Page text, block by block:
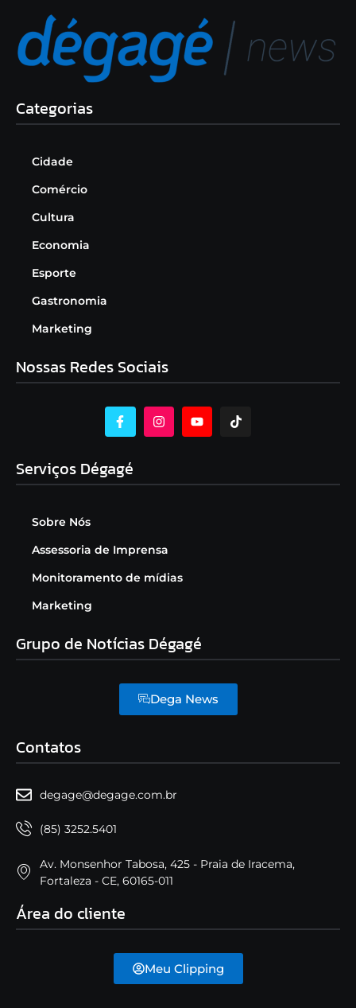
Categorias
Cidade
Comércio
Cultura
Economia
Esporte
Gastronomia
Marketing
Nossas Redes Sociais
Serviços Dégagé
Sobre Nós
Assessoria de Imprensa
Monitoramento de mídias
Marketing
Grupo de Notícias Dégagé
Dega News
Contatos
degage@degage.com.br
(85) 3252.5401
Av. Monsenhor Tabosa, 425 - Praia de Iracema,
Fortaleza - CE, 60165-011
Área do cliente
Meu Clipping